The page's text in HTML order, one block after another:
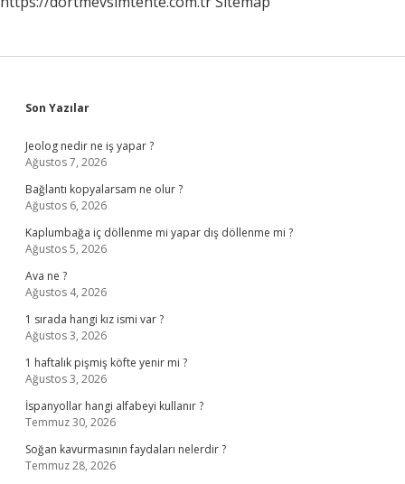
Sidebar
Son Yazılar
Jeolog nedir ne iş yapar ?
Ağustos 7, 2026
Bağlantı kopyalarsam ne olur ?
Ağustos 6, 2026
Kaplumbağa iç döllenme mi yapar dış döllenme mi ?
Ağustos 5, 2026
Ava ne ?
Ağustos 4, 2026
1 sırada hangi kız ismi var ?
Ağustos 3, 2026
1 haftalık pişmiş köfte yenir mi ?
Ağustos 3, 2026
İspanyollar hangi alfabeyi kullanır ?
Temmuz 30, 2026
Soğan kavurmasının faydaları nelerdir ?
Temmuz 28, 2026